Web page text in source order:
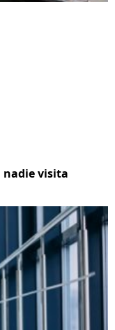
nadie visita